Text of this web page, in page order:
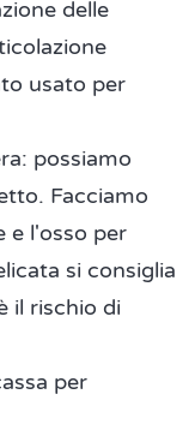
delle
usato per
possiamo
Facciamo
e l'osso per
si consiglia
il rischio di
per